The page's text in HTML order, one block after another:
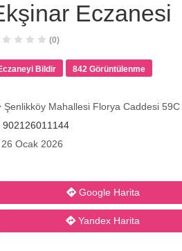
Eczanesi
(0)
Bildir 842 Görüntülenme
Şenlikköy Mahallesi Florya Caddesi 59C
902126011144
26 Ocak 2026
Google Harita
Yandex Harita